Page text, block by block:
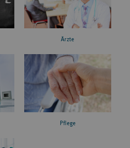
Ärzte
Pflege